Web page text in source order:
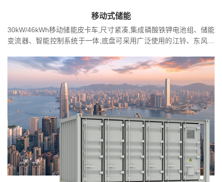
移动式储能
30kW/46kWh移动储能皮卡车,尺寸紧凑,集成磷酸铁钾电池组、储能
变流器、智能控制系统于一体;底盘可采用广泛使用的江铃、东风、
口,即插即用;支持100%三相不平衡负荷接入使用。在农电、物流、
环保施工、电力施工、运营商5G改造施工、石化管道焊接施工有着
广阔的应用场景。